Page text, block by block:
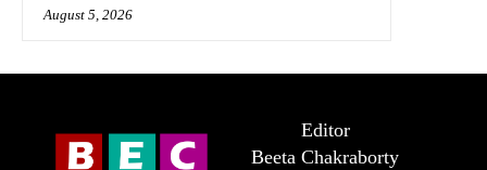
August 5, 2026
Editor
Beeta Chakraborty